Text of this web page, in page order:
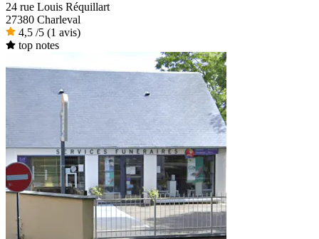
24 rue Louis Réquillart
27380 Charleval
4,5 /5 (1 avis)
top notes